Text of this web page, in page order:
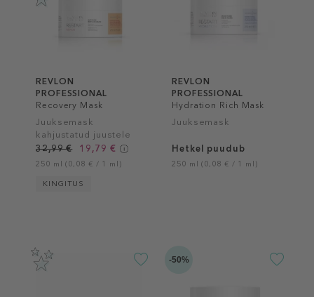
REVLON
PROFESSIONAL
Recovery Mask
Juuksemask
kahjustatud juustele
32,99 €
19,79 €
250 ml (0,08 € / 1 ml)
KINGITUS
REVLON
PROFESSIONAL
Hydration Rich Mask
Juuksemask
Hetkel puudub
250 ml (0,08 € / 1 ml)
-50%